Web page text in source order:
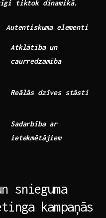
tiktok dinamikā.
Autentiskuma elementi
Atklātība un
caurredzamība
Reālās dzīves stāsti
Sadarbība ar
ietekmētājiem
snieguma
kampaņās